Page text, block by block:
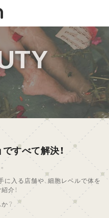
すべて解決！
に入る店舗や、細胞レベルで体を
介！
？